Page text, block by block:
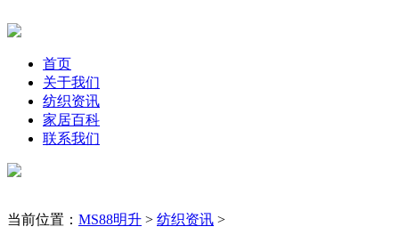
首页
关于我们
纺织资讯
家居百科
联系我们
当前位置： MS88明升 > 纺织资讯 >